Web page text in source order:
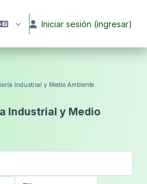
Iniciar sesión (ingresar)
Industrial y Medio Ambiente
Industrial y Medio